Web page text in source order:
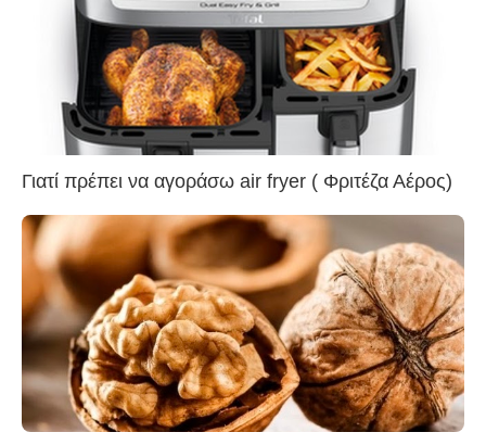
Γιατί πρέπει να αγοράσω air fryer ( Φριτέζα Αέρος)